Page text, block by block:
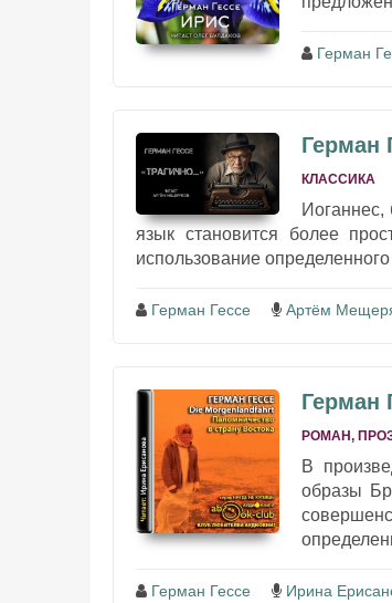
Герман
Герман
КЛАССИКА
язык становится более
использование
Герман Гессе Артём
Герман
РОМАН,
В
образы
Герман Гессе Ирина